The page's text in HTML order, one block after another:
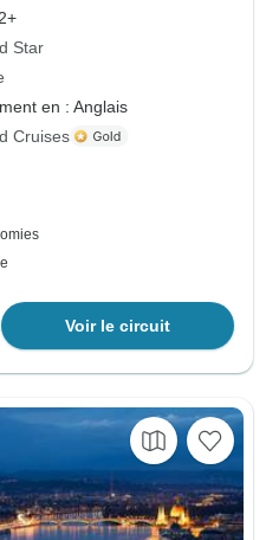
Star
en : Anglais
Cruises
Voir le circuit